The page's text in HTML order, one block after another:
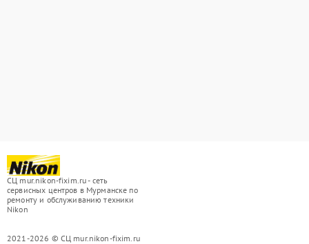
СЦ mur.nikon-fixim.ru - сеть
сервисных центров в Мурманске по
ремонту и обслуживанию техники
Nikon
2021-2026 © СЦ mur.nikon-fixim.ru